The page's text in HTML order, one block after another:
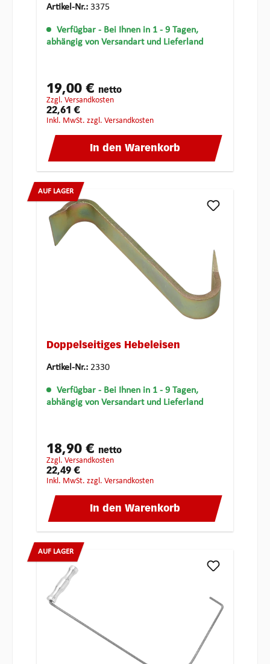
Artikel-Nr.: 3375
Verfügbar - Bei Ihnen in 1 - 9 Tagen,
abhängig von Versandart und Lieferland
19,00 € netto
zzgl. Versandkosten
22,61 €
inkl. MwSt. zzgl. Versandkosten
In den Warenkorb
AUF LAGER
Doppelseitiges Hebeleisen
Artikel-Nr.: 2330
Verfügbar - Bei Ihnen in 1 - 9 Tagen,
abhängig von Versandart und Lieferland
18,90 € netto
zzgl. Versandkosten
22,49 €
inkl. MwSt. zzgl. Versandkosten
In den Warenkorb
AUF LAGER